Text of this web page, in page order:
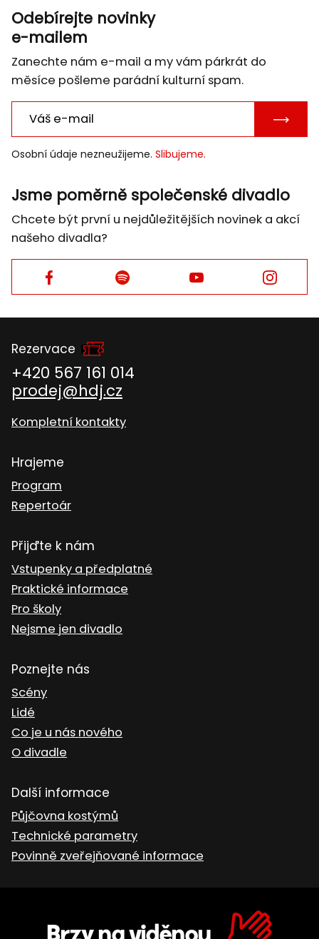
Odebírejte novinky
e-mailem
Zanechte nám e-mail a my vám párkrát do
měsíce pošleme parádní kulturní spam.
E-
Osobní údaje nezneužijeme. Slibujeme.
Jsme poměrně společenské divadlo
Chcete být první u nejdůležitějších novinek a akcí
našeho divadla?
Facebook Facebook Facebook Facebook
Rezervace
+420 567 161 014
prodej@hdj.cz
Kompletní kontakty
Hrajeme
Program
Repertoár
Přijďte k nám
Vstupenky a předplatné
Praktické informace
Pro školy
Nejsme jen divadlo
Poznejte nás
Scény
Lidé
Co je u nás nového
O divadle
Další informace
Půjčovna kostýmů
Technické parametry
Povinně zveřejňované informace